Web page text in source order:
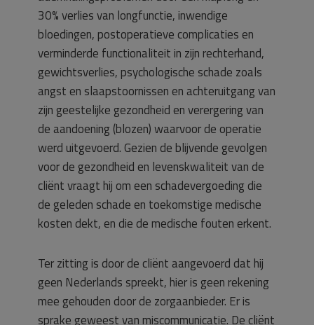
30% verlies van longfunctie, inwendige
bloedingen, postoperatieve complicaties en
verminderde functionaliteit in zijn rechterhand,
gewichtsverlies, psychologische schade zoals
angst en slaapstoornissen en achteruitgang van
zijn geestelijke gezondheid en verergering van
de aandoening (blozen) waarvoor de operatie
werd uitgevoerd. Gezien de blijvende gevolgen
voor de gezondheid en levenskwaliteit van de
cliënt vraagt hij om een schadevergoeding die
de geleden schade en toekomstige medische
kosten dekt, en die de medische fouten erkent.
Ter zitting is door de cliënt aangevoerd dat hij
geen Nederlands spreekt, hier is geen rekening
mee gehouden door de zorgaanbieder. Er is
sprake geweest van miscommunicatie. De cliënt